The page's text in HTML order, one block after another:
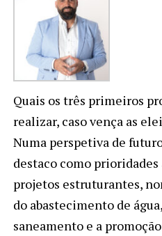
Quais os três primeiros
realizar, caso vença as
Numa perspetiva de
destaco como
projetos estruturantes,
do abastecimento de
saneamento e a